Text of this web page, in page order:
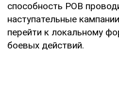
способность РОВ
наступательные
перейти к локальному
боевых действий.